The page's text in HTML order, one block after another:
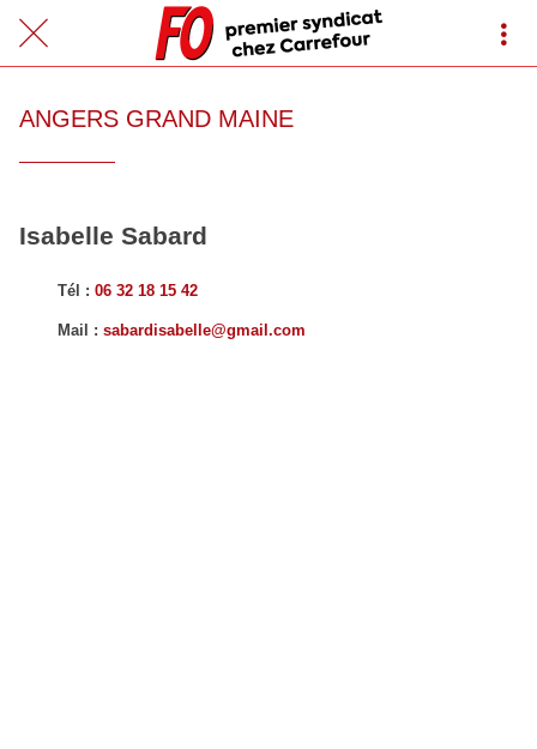
ANGERS GRAND MAINE
Isabelle Sabard
Tél : 06 32 18 15 42
Mail : sabardisabelle@gmail.com